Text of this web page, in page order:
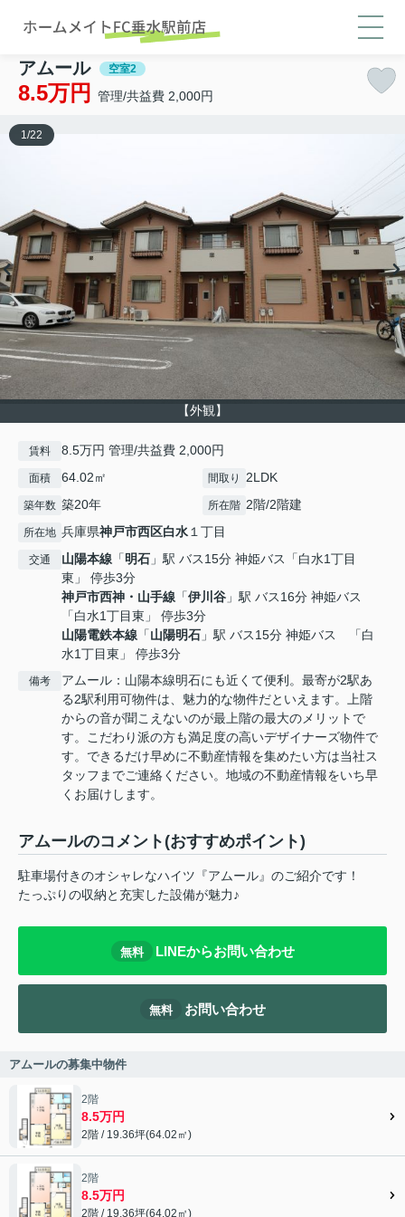
アムール 空室2
8.5万円 管理/共益費 2,000円
【外観】
1/22
賃料 8.5万円 管理/共益費 2,000円
面積 64.02㎡ 間取り 2LDK
築年数 築20年 所在階 2階/2階建
所在地 兵庫県神戸市西区白水１丁目
交通 山陽本線 「明石 」駅 バス15分 神姫バス「白水1丁目
東」 停歩3分
神戸市西神・山手線 「伊川谷 」駅 バス16分 神姫バス
「白水1丁目東」 停歩3分
山陽電鉄本線 「山陽明石 」駅 バス15分 神姫バス 「白
水1丁目東」 停歩3分
備考
アムール：山陽本線明石にも近くて便利。最寄が2駅あ
る2駅利用可物件は、魅力的な物件だといえます。上階
からの音が聞こえないのが最上階の最大のメリットで
す。こだわり派の方も満足度の高いデザイナーズ物件で
す。できるだけ早めに不動産情報を集めたい方は当社ス
タッフまでご連絡ください。地域の不動産情報をいち早
くお届けします。
アムールのコメント(おすすめポイント)
駐車場付きのオシャレなハイツ『アムール』のご紹介です！
たっぷりの収納と充実した設備が魅力♪
無料 LINEからお問い合わせ
無料 お問い合わせ
アムールの募集中物件
2階
8.5万円
2階 / 19.36坪(64.02㎡)
2階
8.5万円
2階 / 19.36坪(64.02㎡)